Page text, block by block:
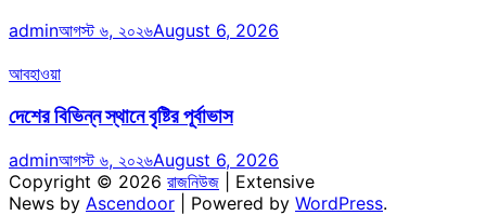
adminআগস্ট ৬, ২০২৬August 6, 2026
আবহাওয়া
দেশের বিভিন্ন স্থানে বৃষ্টির পূর্বাভাস
adminআগস্ট ৬, ২০২৬August 6, 2026
Copyright © 2026 রাজনিউজ | Extensive
News by Ascendoor | Powered by WordPress.